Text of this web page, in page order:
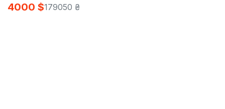
4000 $179050 ₴